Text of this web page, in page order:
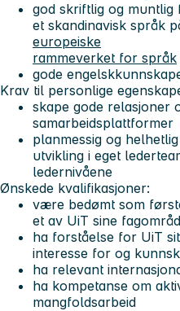
god skriftlig og
et skandinavisk språk
europeiske
rammeverket for språk
gode
Krav til personlige
skape gode relasjoner
samarbeidsplattformer
planmessig og
utvikling i eget
ledernivåene
Ønskede kvalifikasjoner:
være bedømt som
et av UiT sine
ha forståelse for UiT
interesse for og
ha relevant
ha kompetanse om
mangfoldsarbeid